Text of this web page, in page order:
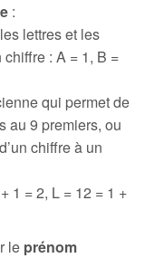
:
lettres et les
: A = 1, B =
qui permet de
au 9 premiers, ou
chiffre à un
1 = 2, L = 12 = 1 +
le prénom